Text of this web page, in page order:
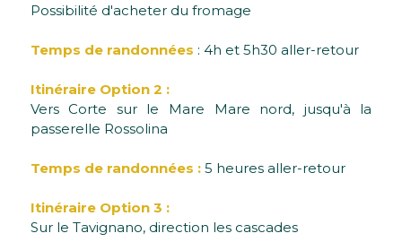
Possibilité d'acheter du fromage
Temps de randonnées : 4h et 5h30 aller-retour
Itinéraire Option 2 :
Vers Corte sur le Mare Mare nord, jusqu'à la
passerelle Rossolina
Temps de randonnées : 5 heures aller-retour
Itinéraire Option 3 :
Sur le Tavignano, direction les cascades